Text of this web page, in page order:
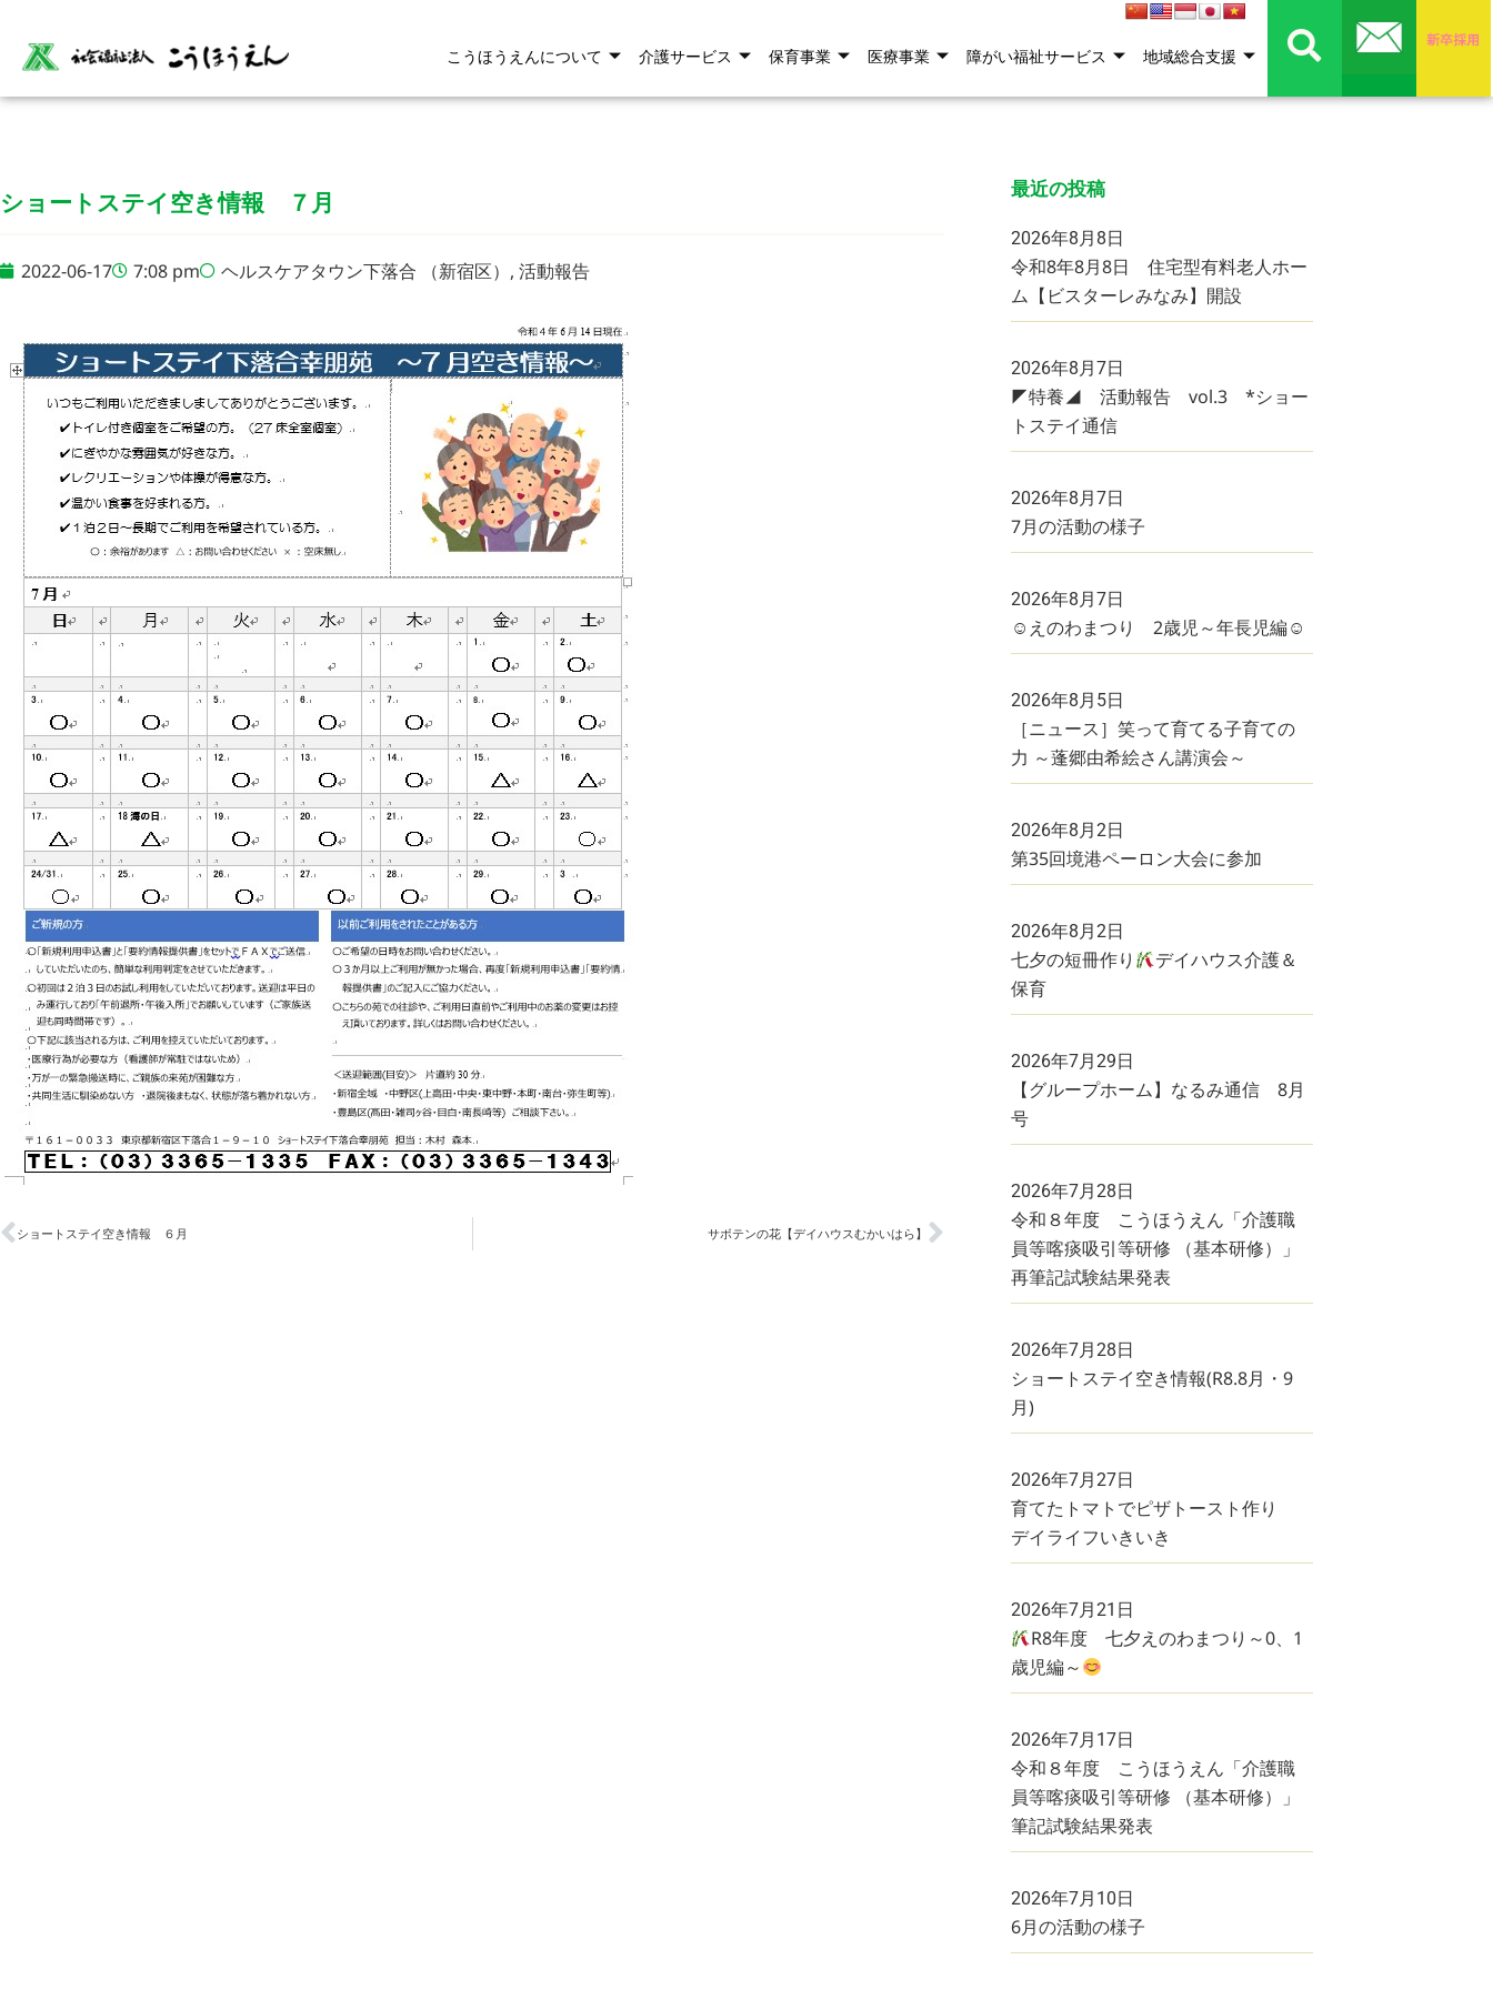
こうほうえんについて 介護サービス 保育事業 医療事業 障がい福祉サービス 地域総合支援
ショートステイ空き情報 ７月
2022-06-17 7:08 pm ヘルスケアタウン下落合 （新宿区） , 活動報告
ショートステイ空き情報 ６月 サボテンの花【デイハウスむかいはら】
最近の投稿
2026年8月8日
令和8年8月8日 住宅型有料老人ホー
ム【ビスターレみなみ】開設
2026年8月7日
◤特養◢ 活動報告 vol.3 *ショー
トステイ通信
2026年8月7日
7月の活動の様子
2026年8月7日
☺えのわまつり 2歳児～年長児編☺
2026年8月5日
［ニュース］笑って育てる子育ての
力 ～蓬郷由希絵さん講演会～
2026年8月2日
第35回境港ペーロン大会に参加
2026年8月2日
七夕の短冊作り
デイハウス介護＆
保育
2026年7月29日
【グループホーム】なるみ通信 8月
号
2026年7月28日
令和８年度 こうほうえん「介護職
員等喀痰吸引等研修 （基本研修）」
再筆記試験結果発表
2026年7月28日
ショートステイ空き情報(R8.8月・9
月)
2026年7月27日
育てたトマトでピザトースト作り
デイライフいきいき
2026年7月21日
R8年度 七夕えのわまつり～0、1
歳児編～
2026年7月17日
令和８年度 こうほうえん「介護職
員等喀痰吸引等研修 （基本研修）」
筆記試験結果発表
2026年7月10日
6月の活動の様子